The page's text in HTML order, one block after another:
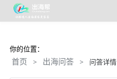
你的位置：
首页 > 出海问答 > 问答详情